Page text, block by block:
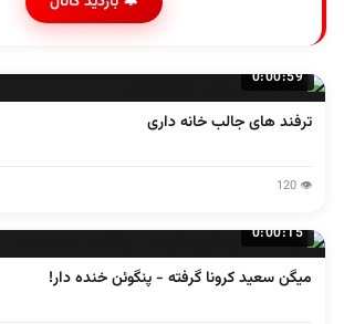
0:00:59
ترفند های جالب خانه داری
👁️ 120
0:00:15
میگن سعید کرونا گرفته - پنگوئن خنده دار!